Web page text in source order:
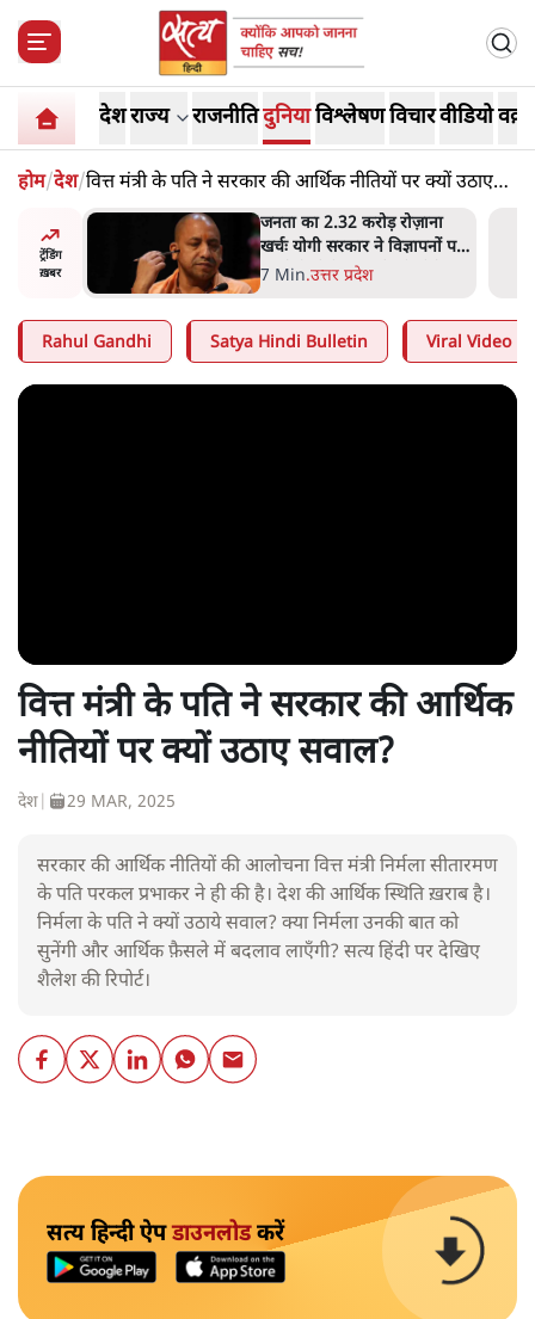
देशराज्य राजनीतिदुनियाविश्लेषणविचारवीडियो
होम/देश/वित्त मंत्री के पति ने सरकार की आर्थिक नीतियों पर क्यों उठाए
सवाल?
ट्रेंडिंग
ख़बर
का
हैं'
जनता का 2.32 करोड़ रोज़ाना
खर्चः योगी सरकार ने विज्ञापनों पर
उड़ाने में मोदी 3.0 को भी पीछे
7 Min.उत्तर प्रदेश
Rahul Gandhi Satya Hindi Bulletin Viral Video
वित्त मंत्री के पति ने सरकार की आर्थिक
नीतियों पर क्यों उठाए सवाल?
देश 29 MAR, 2025
सरकार की आर्थिक नीतियों की आलोचना वित्त मंत्री निर्मला सीतारमण
के पति परकल प्रभाकर ने ही की है। देश की आर्थिक स्थिति ख़राब है।
निर्मला के पति ने क्यों उठाये सवाल? क्या निर्मला उनकी बात को
सुनेंगी और आर्थिक फ़ैसले में बदलाव लाएँगी? सत्य हिंदी पर देखिए
शैलेश की रिपोर्ट।
सत्य हिन्दी ऐपडाउनलोडकरें